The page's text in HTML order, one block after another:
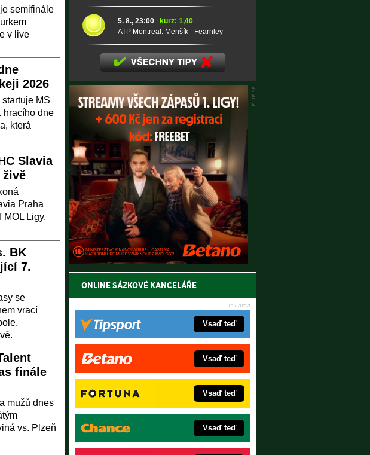
semifinále
v live
2026
MS
hracího dne
která
Slavia
Praha
MOL Ligy.
BK
7.
se
vrací
finále
mužů dnes
vs. Plzeň
5. 8., 23:00
kurz: 1,40
ATP Montreal: Menšík - Fearnley
ONLINE SÁZKOVÉ KANCELÁŘE
Vsaď teď
Vsaď teď
Vsaď teď
Vsaď teď